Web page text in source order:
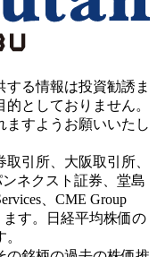
る情報は投資勧誘ま
としておりません。
ますようお願いいたし
引所、大阪取引所、
ネクスト証券、堂島
、CME Group
す。日経平均株価の